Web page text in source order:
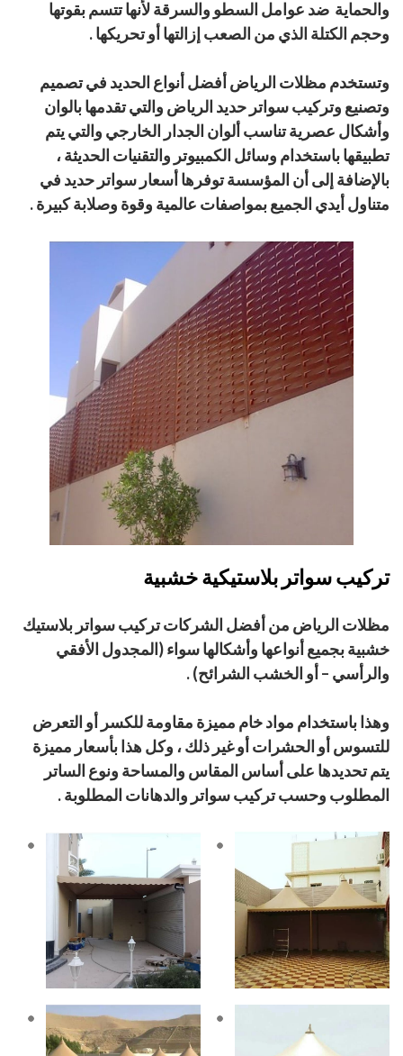
والحماية ضد عوامل السطو والسرقة لأنها تتسم بقوتها
وحجم الكتلة الذي من الصعب إزالتها أو تحريكها .
وتستخدم مظلات الرياض أفضل أنواع الحديد في تصميم
وتصنيع وتركيب سواتر حديد الرياض والتي تقدمها بالوان
وأشكال عصرية تناسب ألوان الجدار الخارجي والتي يتم
تطبيقها باستخدام وسائل الكمبيوتر والتقنيات الحديثة ،
بالإضافة إلى أن المؤسسة توفرها أسعار سواتر حديد في
متناول أيدي الجميع بمواصفات عالمية وقوة وصلابة كبيرة .
تركيب سواتر بلاستيكية خشبية
مظلات الرياض من أفضل الشركات تركيب سواتر بلاستيك
خشبية بجميع أنواعها وأشكالها سواء (المجدول الأفقي
والرأسي – أو الخشب الشرائح) .
وهذا باستخدام مواد خام مميزة مقاومة للكسر أو التعرض
للتسوس أو الحشرات أو غير ذلك ، وكل هذا بأسعار مميزة
يتم تحديدها على أساس المقاس والمساحة ونوع الساتر
المطلوب وحسب تركيب سواتر والدهانات المطلوبة .